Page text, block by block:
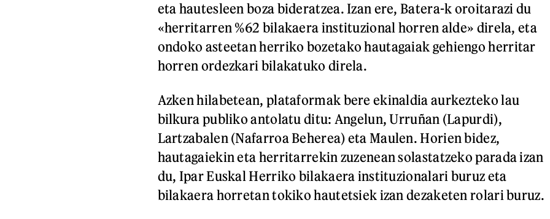
eta hautesleen boza bideratzea. Izan ere, Batera-k oroitarazi du
«herritarren %62 bilakaera instituzional horren alde» direla, eta
ondoko asteetan herriko bozetako hautagaiak gehiengo herritar
horren ordezkari bilakatuko direla.
Azken hilabetean, plataformak bere ekinaldia aurkezteko lau
bilkura publiko antolatu ditu: Angelun, Urruñan (Lapurdi),
Lartzabalen (Nafarroa Beherea) eta Maulen. Horien bidez,
hautagaiekin eta herritarrekin zuzenean solastatzeko parada izan
du, Ipar Euskal Herriko bilakaera instituzionalari buruz eta
bilakaera horretan tokiko hautetsiek izan dezaketen rolari buruz.